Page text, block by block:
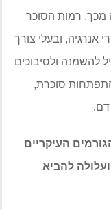
מכך, רמות הסוכר
אנרגיה, ובעלי צורך
להשמנה ולסיבוכים
סוכרת,
דם.
העיקריים
ועלולה להביא